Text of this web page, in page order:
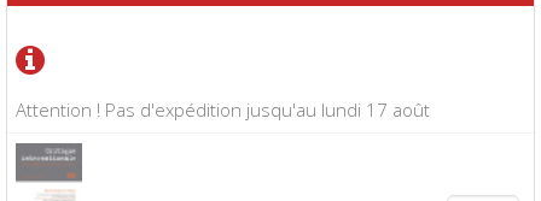
Attention ! Pas d'expédition jusqu'au lundi 17 août